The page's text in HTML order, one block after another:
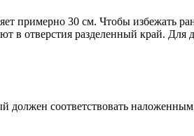
примерно 30 см. Чтобы избежать
в отверстия разделенный край. Для
соответствовать